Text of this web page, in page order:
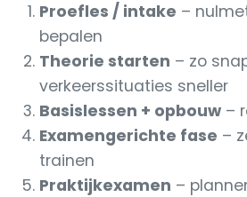
Proefles / intake –
bepalen
Theorie starten – zo
verkeerssituaties sneller
Basislessen + opbouw –
Examengerichte fase –
trainen
Praktijkexamen –